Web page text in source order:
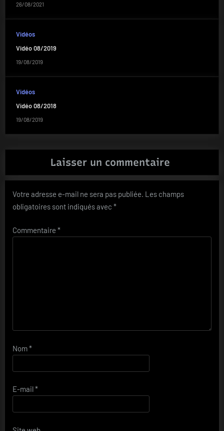
26/08/2021
Vidéos
Vidéo 08/2019
19/08/2019
Vidéos
Vidéo 08/2018
19/08/2019
Laisser un commentaire
Votre adresse e-mail ne sera pas publiée. Les champs
obligatoires sont indiqués avec *
Commentaire *
Nom*
E-mail*